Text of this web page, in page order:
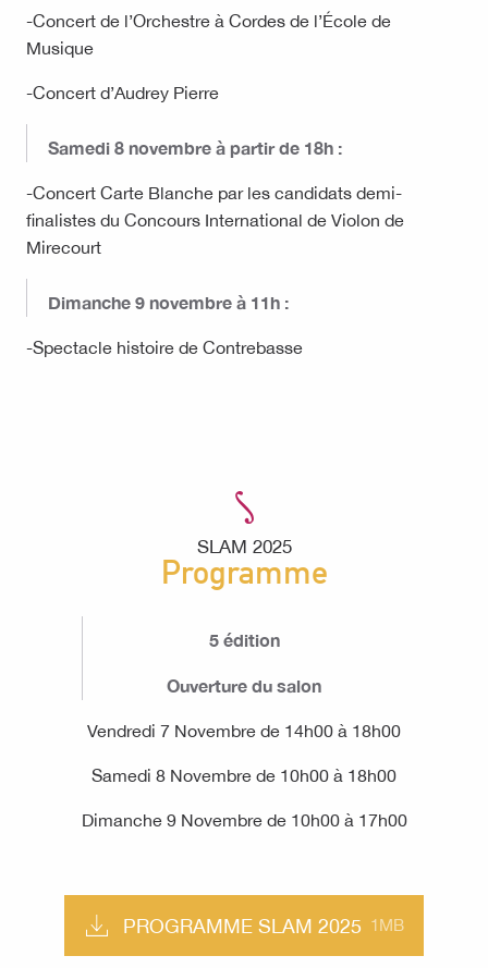
-Concert de l’Orchestre à Cordes de l’École de
Musique
-Concert d’Audrey Pierre
Samedi 8 novembre à partir de 18h :
-Concert Carte Blanche par les candidats demi-
finalistes du Concours International de Violon de
Mirecourt
Dimanche 9 novembre à 11h :
-Spectacle histoire de Contrebasse
SLAM 2025
Programme
5 édition
Ouverture du salon
Vendredi 7 Novembre de 14h00 à 18h00
Samedi 8 Novembre de 10h00 à 18h00
Dimanche 9 Novembre de 10h00 à 17h00
PROGRAMME SLAM 2025 1MB